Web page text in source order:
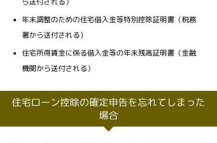
年末調整のための住宅借入金等特別控除証明書（税務
署から送付される）
住宅所得賃金に係る借入金等の年末残高証明書（金融
機関から送付される）
住宅ローン控除の確定申告を忘れてしまった
場合